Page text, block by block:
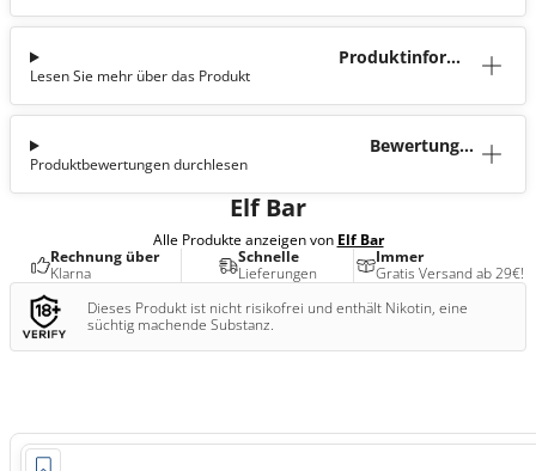
Produktinforma
Lesen Sie mehr über das Produkt
Bewertunge
Produktbewertungen durchlesen
Elf Bar
Alle Produkte anzeigen von Elf Bar
Rechnung über
Klarna
Schnelle
Lieferungen
Immer
Gratis Versand ab 29€!
Dieses Produkt ist nicht risikofrei und enthält Nikotin, eine
süchtig machende Substanz.